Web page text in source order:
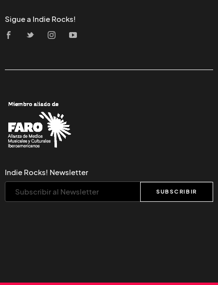
Sigue a Indie Rocks!
Indie Rocks! Newsletter